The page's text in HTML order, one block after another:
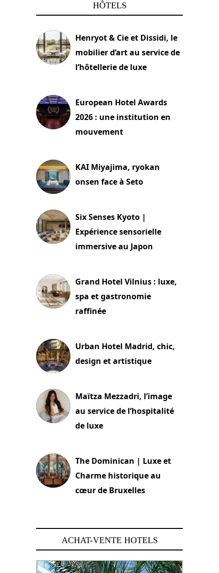
HÔTELS
Henryot & Cie et Dissidi, le
mobilier d’art au service de
l’hôtellerie de luxe
European Hotel Awards
2026 : une institution en
mouvement
KAI Miyajima, ryokan
onsen face à Seto
Six Senses Kyoto |
Expérience sensorielle
immersive au Japon
Grand Hotel Vilnius : luxe,
spa et gastronomie
raffinée
Urban Hotel Madrid, chic,
design et artistique
Maïtza Mezzadri, l’image
au service de l’hospitalité
de luxe
The Dominican | Luxe et
Charme historique au
cœur de Bruxelles
ACHAT-VENTE HOTELS